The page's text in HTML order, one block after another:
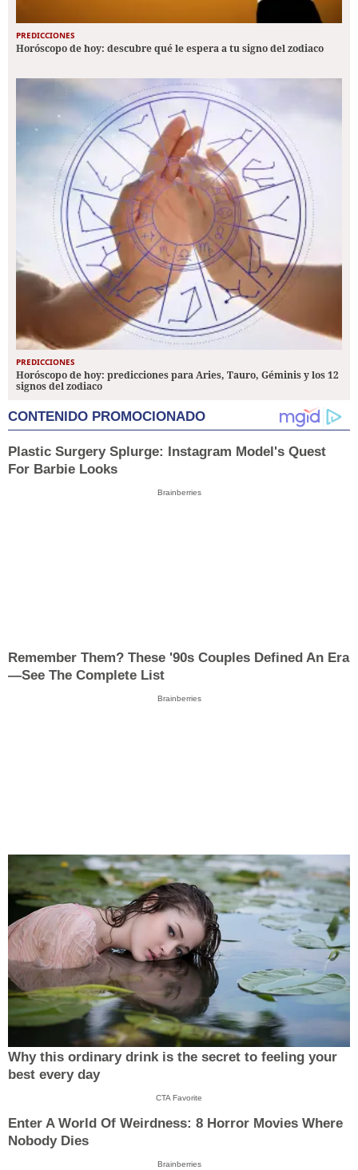
PREDICCIONES
Horóscopo de hoy: descubre qué le espera a tu signo del zodiaco
PREDICCIONES
Horóscopo de hoy: predicciones para Aries, Tauro, Géminis y los 12
signos del zodiaco
CONTENIDO PROMOCIONADO
Plastic Surgery Splurge: Instagram Model's Quest
For Barbie Looks
Brainberries
Remember Them? These '90s Couples Defined An Era
—See The Complete List
Brainberries
Why this ordinary drink is the secret to feeling your
best every day
CTA Favorite
Enter A World Of Weirdness: 8 Horror Movies Where
Nobody Dies
Brainberries